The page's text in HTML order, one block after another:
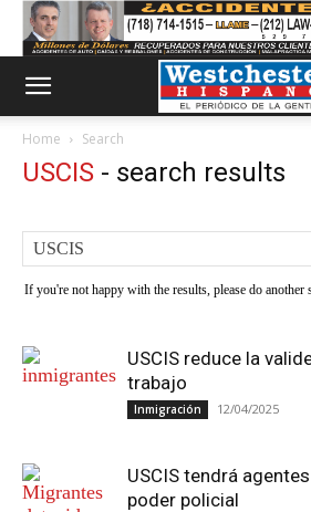
Home Search
USCIS - search results
If you're not happy with the results, please do another
USCIS reduce la
trabajo
Inmigración 12/04/2025
USCIS tendrá
poder policial